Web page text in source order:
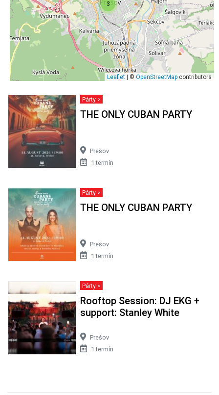
3
Leaflet | © OpenStreetMap contributors
Párty >
THE ONLY CUBAN PARTY
Prešov
1 termín
Párty >
THE ONLY CUBAN PARTY
Prešov
1 termín
Párty >
Rooftop Session: DJ EKG +
support: Stanley White
Prešov
1 termín